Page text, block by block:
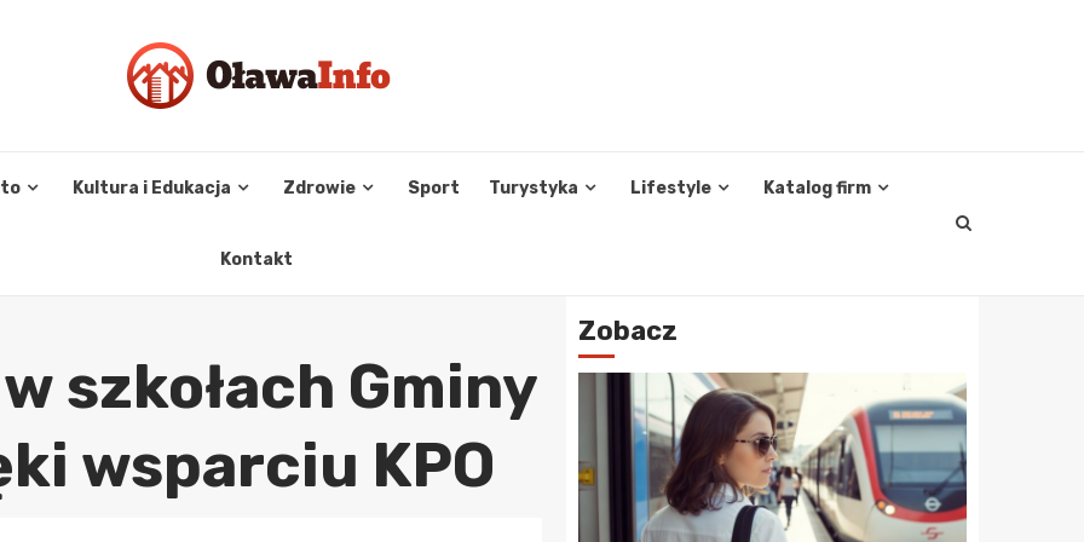
Kultura i Edukacja Zdrowie Sport Turystyka Lifestyle Katalog firm
Kontakt
szkołach Gminy
wsparciu KPO
Zobacz